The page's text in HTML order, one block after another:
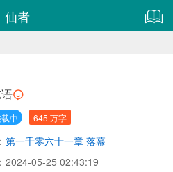
仙者
中 645 万字
第一千零六十一章 落幕
2024-05-25 02:43:19